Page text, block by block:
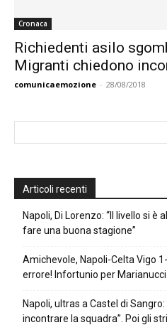
Cronaca
Richiedenti asilo
Migranti chiedono
comunicaemozione - 28/08/2018
Articoli recenti
Napoli, Di Lorenzo: “Il livello si è
fare una buona stagione”
Amichevole, Napoli-Celta Vigo
errore! Infortunio per Marianucci
Napoli, ultras a Castel di
incontrare la squadra”. Poi gli